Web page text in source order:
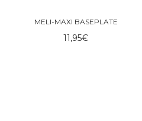
MELI-MAXI BASEPLATE
11,95€